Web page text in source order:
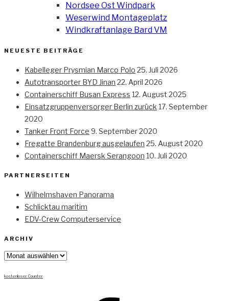
Nordsee Ost Windpark
Weserwind Montageplatz
Windkraftanlage Bard VM
NEUESTE BEITRÄGE
Kabelleger Prysmian Marco Polo 25. Juli 2026
Autotransporter BYD Jinan 22. April 2026
Containerschiff Busan Express 12. August 2025
Einsatzgruppenversorger Berlin zurück 17. September
2020
Tanker Front Force 9. September 2020
Fregatte Brandenburg ausgelaufen 25. August 2020
Containerschiff Maersk Serangoon 10. Juli 2020
PARTNERSEITEN
Wilhelmshaven Panorama
Schlicktau maritim
EDV-Crew Computerservice
ARCHIV
Archiv
kostenloser Counter